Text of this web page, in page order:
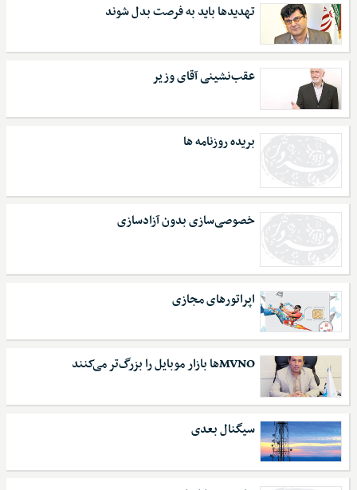
تهدیدها باید به فرصت بدل شوند
عقب‌نشینی آقای وزیر
بریده روزنامه ها
خصوصی‌سازی بدون آزادسازی
اپراتورهای مجازی
MVNO‌ها بازار موبایل را بزرگ‌تر می‌کنند
سیگنال بعدی